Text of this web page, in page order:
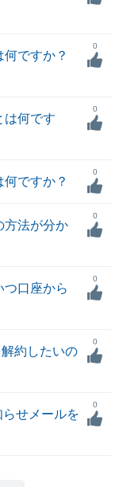
何ですか？
0
は何です
0
何ですか？
0
方法が分か
0
つ口座から
0
約したいの
0
らせメールを
0